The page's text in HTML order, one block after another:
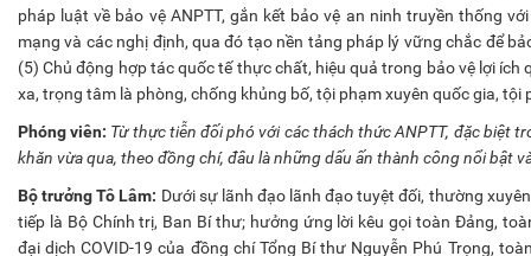
pháp luật về bảo vệ ANPTT, gắn kết bảo vệ an ninh truyền thống
mạng và các nghị định, qua đó tạo nền tảng pháp lý vững chắc để
(5) Chủ động hợp tác quốc tế thực chất, hiệu quả trong bảo vệ lợi
xa, trọng tâm là phòng, chống khủng bố, tội phạm xuyên quốc gia,
Phóng viên: Từ thực tiễn đối phó với các thách thức ANPTT, đặc biệt
khăn vừa qua, theo đồng chí, đâu là những dấu ấn thành công nổi bật
Bộ trưởng Tô Lâm: Dưới sự lãnh đạo lãnh đạo tuyệt đối, thường
tiếp là Bộ Chính trị, Ban Bí thư; hưởng ứng lời kêu gọi toàn Đảng,
đại dịch COVID-19 của đồng chí Tổng Bí thư Nguyễn Phú Trọng,